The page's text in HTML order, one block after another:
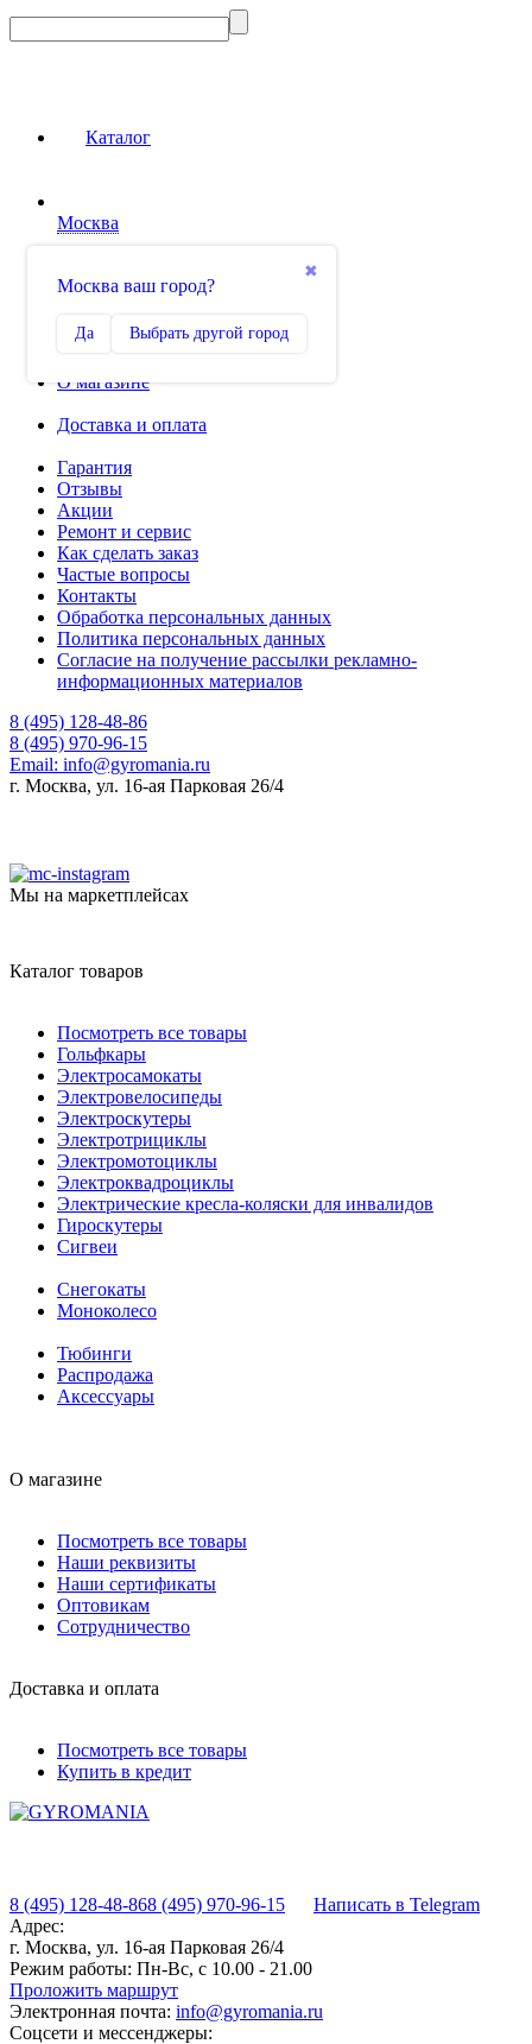
Каталог
Москва
✖
Москва ваш город?
Да Выбрать другой город
0
Избранное
О магазине
Доставка и оплата
Гарантия
Отзывы
Акции
Ремонт и сервис
Как сделать заказ
Частые вопросы
Контакты
Обработка персональных данных
Политика персональных данных
Согласие на получение рассылки рекламно-
информационных материалов
8 (495) 128-48-86
8 (495) 970-96-15
Email: info@gyromania.ru
г. Москва, ул. 16-ая Парковая 26/4
Мы на маркетплейсах
Каталог товаров
Посмотреть все товары
Гольфкары
Электросамокаты
Электровелосипеды
Электроскутеры
Электротрициклы
Электромотоциклы
Электроквадроциклы
Электрические кресла-коляски для инвалидов
Гироскутеры
Сигвеи
Снегокаты
Моноколесо
Тюбинги
Распродажа
Аксессуары
О магазине
Посмотреть все товары
Наши реквизиты
Наши сертификаты
Оптовикам
Сотрудничество
Доставка и оплата
Посмотреть все товары
Купить в кредит
8 (495) 128-48-868 (495) 970-96-15
Написать в Telegram
Адрес:
г. Москва, ул. 16-ая Парковая 26/4
Режим работы: Пн-Вс, с 10.00 - 21.00
Проложить маршрут
Электронная почта: info@gyromania.ru
Соцсети и мессенджеры: